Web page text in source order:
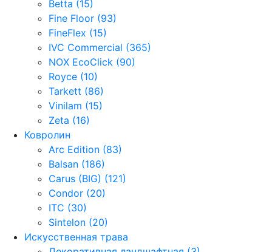
Betta (15)
Fine Floor (93)
FineFlex (15)
IVC Commercial (365)
NOX EcoClick (90)
Royce (10)
Tarkett (86)
Vinilam (15)
Zeta (16)
Ковролин
Arc Edition (83)
Balsan (186)
Carus (BIG) (121)
Condor (20)
ITC (30)
Sintelon (20)
Искусственная трава